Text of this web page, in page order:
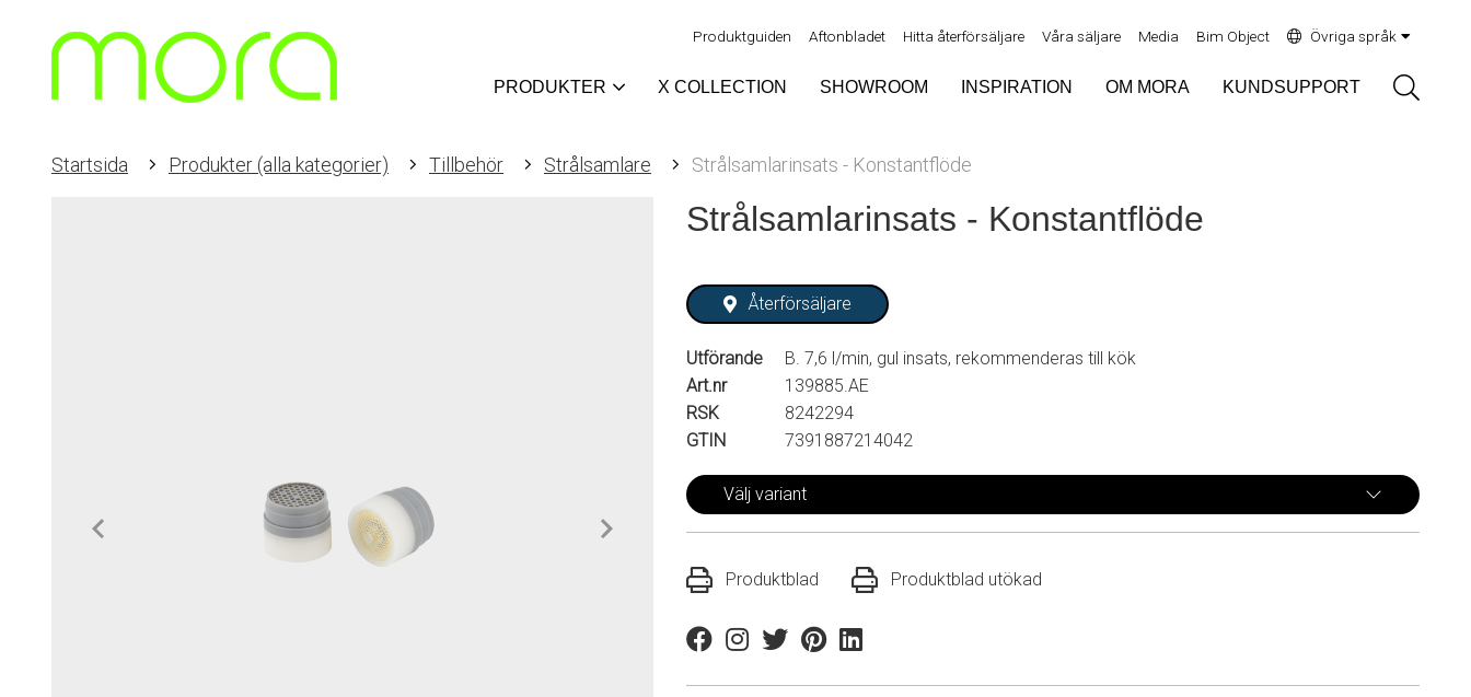
Produktguiden Aftonbladet Hitta återförsäljare Våra säljare Media Bim Object Övriga språk
PRODUKTER X COLLECTION SHOWROOM INSPIRATION OM MORA KUNDSUPPORT
Startsida Produkter (alla kategorier) Tillbehör Strålsamlare Strålsamlarinsats - Konstantflöde
Strålsamlarinsats - Konstantflöde
Återförsäljare
Utförande
B. 7,6 l/min, gul insats, rekommenderas till kök
Art.nr
139885.AE
RSK
8242294
GTIN
7391887214042
Välj variant
Produktblad Produktblad utökad
FacebookInstagram
TwitterPinterestLinkedin